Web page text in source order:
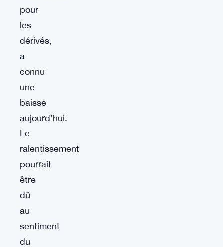
pour
les
dérivés,
a
connu
une
baisse
aujourd’hui.
Le
ralentissement
pourrait
être
dû
au
sentiment
du